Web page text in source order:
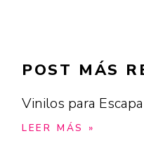
POST MÁS
Vinilos para
LEER MÁS »